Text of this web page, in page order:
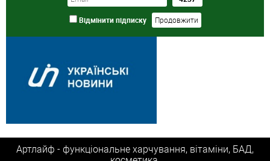
Відмінити підписку
Артлайф - функціональне харчування, вітаміни, БАД,